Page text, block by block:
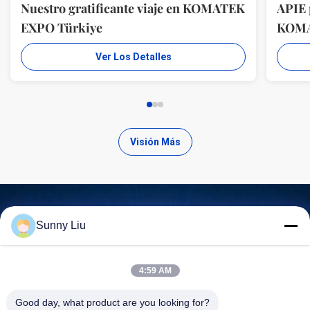
Nuestro gratificante viaje en KOMATEK
EXPO Türkiye
Ver Los Detalles
APIE
Visión Más
Encuentra productos de alta
calidad
Sunny Liu
4:59 AM
Good day, what product are you looking for?